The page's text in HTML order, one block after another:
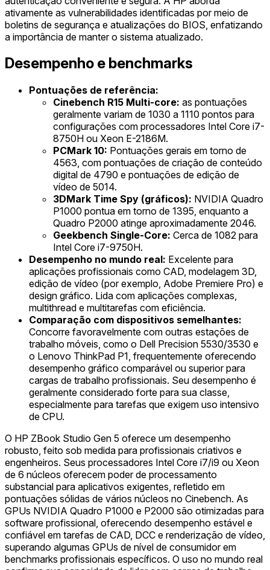
ativamente as vulnerabilidades identificadas por meio de
boletins de segurança e atualizações do BIOS, enfatizando
a importância de manter o sistema atualizado.
Desempenho e benchmarks
Pontuações de referência:
Cinebench R15 Multi-core: as pontuações
geralmente variam de 1030 a 1110 pontos para
configurações com processadores Intel Core i7-
8750H ou Xeon E-2186M.
PCMark 10: Pontuações gerais em torno de
4563, com pontuações de criação de conteúdo
digital de 4790 e pontuações de edição de
vídeo de 5014.
3DMark Time Spy (gráficos): NVIDIA Quadro
P1000 pontua em torno de 1395, enquanto a
Quadro P2000 atinge aproximadamente 2046.
Geekbench Single-Core: Cerca de 1082 para
Intel Core i7-9750H.
Desempenho no mundo real: Excelente para
aplicações profissionais como CAD, modelagem 3D,
edição de vídeo (por exemplo, Adobe Premiere Pro) e
design gráfico. Lida com aplicações complexas,
multithread e multitarefas com eficiência.
Comparação com dispositivos semelhantes:
Concorre favoravelmente com outras estações de
trabalho móveis, como o Dell Precision 5530/3530 e
o Lenovo ThinkPad P1, frequentemente oferecendo
desempenho gráfico comparável ou superior para
cargas de trabalho profissionais. Seu desempenho é
geralmente considerado forte para sua classe,
especialmente para tarefas que exigem uso intensivo
de CPU.
O HP ZBook Studio Gen 5 oferece um desempenho
robusto, feito sob medida para profissionais criativos e
engenheiros. Seus processadores Intel Core i7/i9 ou Xeon
de 6 núcleos oferecem poder de processamento
substancial para aplicativos exigentes, refletido em
pontuações sólidas de vários núcleos no Cinebench. As
GPUs NVIDIA Quadro P1000 e P2000 são otimizadas para
software profissional, oferecendo desempenho estável e
confiável em tarefas de CAD, DCC e renderização de vídeo,
superando algumas GPUs de nível de consumidor em
benchmarks profissionais específicos. O uso no mundo real